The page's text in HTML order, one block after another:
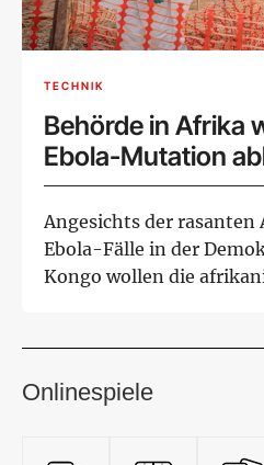
TECHNIK
Behörde in Afrika
Ebola-Mutation
Angesichts der rasanten
Ebola-Fälle in der
Kongo wollen die
Onlinespiele